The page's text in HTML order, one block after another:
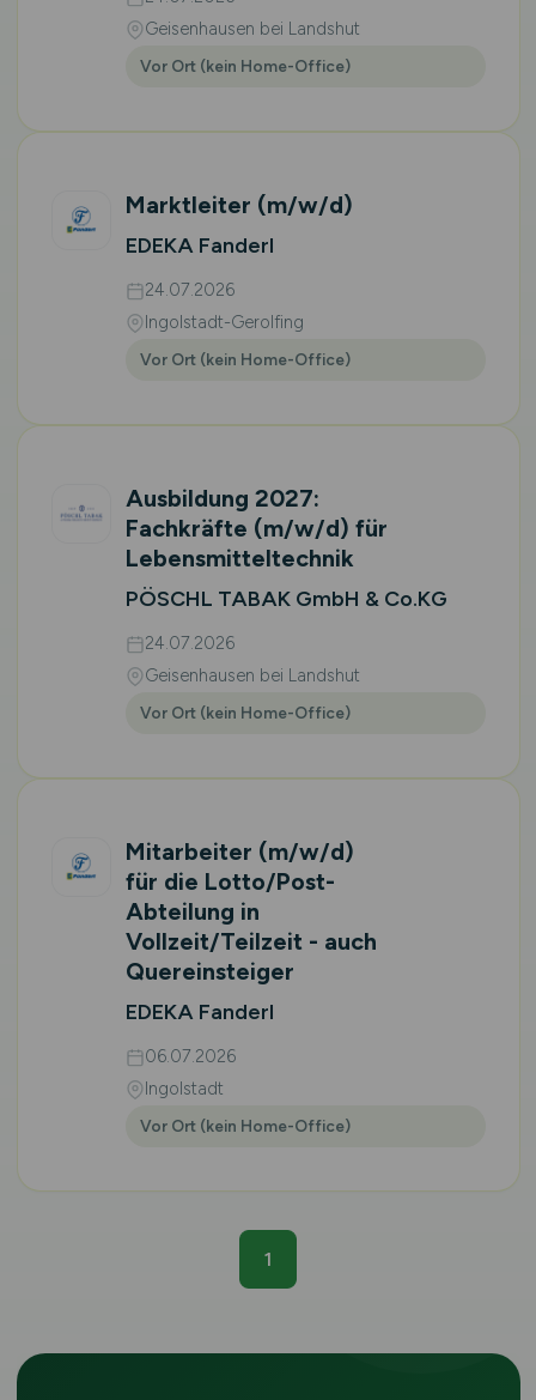
Geisenhausen bei Landshut
Vor Ort (kein Home-Office)
Marktleiter (m/w/d)
EDEKA Fanderl
24.07.2026
Ingolstadt-Gerolfing
Vor Ort (kein Home-Office)
Ausbildung 2027:
Fachkräfte (m/w/d) für
Lebensmitteltechnik
PÖSCHL TABAK GmbH & Co.KG
24.07.2026
Geisenhausen bei Landshut
Vor Ort (kein Home-Office)
Mitarbeiter (m/w/d)
für die Lotto/Post-
Abteilung in
Vollzeit/Teilzeit - auch
Quereinsteiger
EDEKA Fanderl
06.07.2026
Ingolstadt
Vor Ort (kein Home-Office)
1